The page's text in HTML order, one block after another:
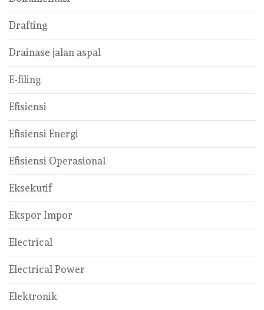
Drafting
Drainase jalan aspal
E-filing
Efisiensi
Efisiensi Energi
Efisiensi Operasional
Eksekutif
Ekspor Impor
Electrical
Electrical Power
Elektronik